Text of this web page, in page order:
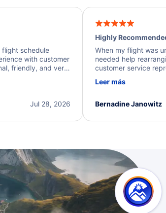
schedule
with customer
friendly, and very
of the next steps.
Jul 28, 2026
Highly
When my flight was
needed help
customer service
process. They
I truly appreciate the
Leer más
Bernadine Janowitz